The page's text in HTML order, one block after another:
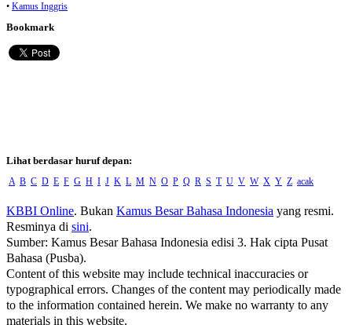
• Kamus Inggris
Bookmark
Lihat berdasar huruf depan:
A B C D E F G H I J K L M N O P Q R S T U V W X Y Z acak
KBBI Online. Bukan Kamus Besar Bahasa Indonesia yang resmi.
Resminya di sini.
Sumber: Kamus Besar Bahasa Indonesia edisi 3. Hak cipta Pusat
Bahasa (Pusba).
Content of this website may include technical inaccuracies or
typographical errors. Changes of the content may periodically made
to the information contained herein. We make no warranty to any
materials in this website.